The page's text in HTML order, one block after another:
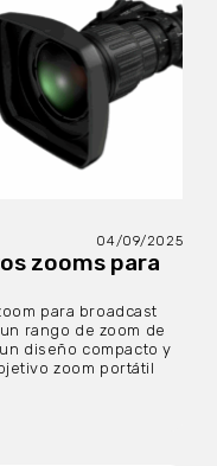
04/09/2025
zooms para
para broadcast
rango de zoom de
diseño compacto y
zoom portátil